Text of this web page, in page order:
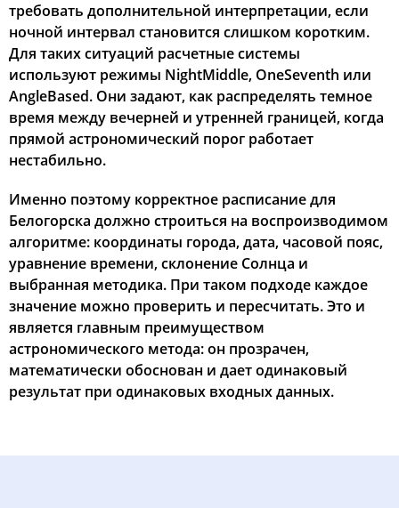
требовать дополнительной интерпретации, если
ночной интервал становится слишком коротким.
Для таких ситуаций расчетные системы
используют режимы NightMiddle, OneSeventh или
AngleBased. Они задают, как распределять темное
время между вечерней и утренней границей, когда
прямой астрономический порог работает
нестабильно.
Именно поэтому корректное расписание для
Белогорска должно строиться на воспроизводимом
алгоритме: координаты города, дата, часовой пояс,
уравнение времени, склонение Солнца и
выбранная методика. При таком подходе каждое
значение можно проверить и пересчитать. Это и
является главным преимуществом
астрономического метода: он прозрачен,
математически обоснован и дает одинаковый
результат при одинаковых входных данных.